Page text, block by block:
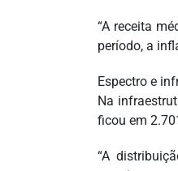
“A receita
período, a
Espectro e
Na
ficou em
“A